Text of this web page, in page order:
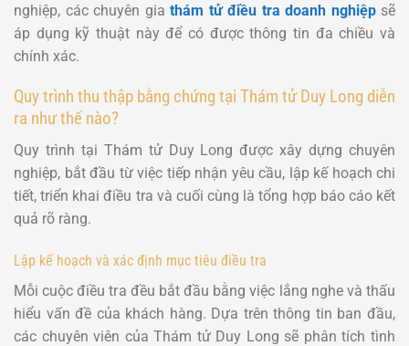
nghiệp, các chuyên gia thám tử điều tra doanh nghiệpsẽ
áp dụng kỹ thuật này để có được thông tin đa chiều và
chính xác.
Quy trình thu thập bằng chứng tại Thám tử Duy Long diễn
ra như thế nào?
Quy trình tại Thám tử Duy Long được xây dựng chuyên
nghiệp, bắt đầu từ việc tiếp nhận yêu cầu, lập kế hoạch chi
tiết, triển khai điều tra và cuối cùng là tổng hợp báo cáo kết
quả rõ ràng.
Lập kế hoạch và xác định mục tiêu điều tra
Mỗi cuộc điều tra đều bắt đầu bằng việc lắng nghe và thấu
hiểu vấn đề của khách hàng. Dựa trên thông tin ban đầu,
các chuyên viên của Thám tử Duy Long sẽ phân tích tình